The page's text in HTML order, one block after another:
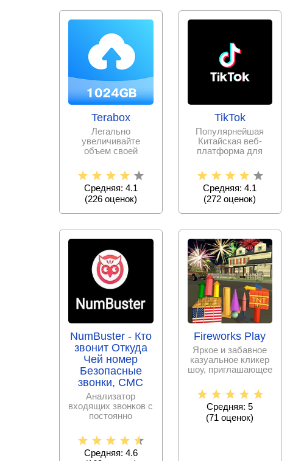
Terabox
Легально
увеличивайте
объем своей
всю необходимую
информацию и
Средняя: 4.1
(226оценок)
TikTok
Популярнейшая
Китайская веб-
платформа для
публикации
коротких
видеороликов
Средняя: 4.1
(272 оценок)
NumBuster - Кто
звонит Откуда
Чей номер
Безопасные
звонки, СМС
Анализатор
входящих звонков с
постоянно
спам – номеров,
Средняя: 4.6
Fireworks Play
Яркое и забавное
казуальное кликер
шоу, приглашающее
команды по
Средняя: 5
(71 оценок)